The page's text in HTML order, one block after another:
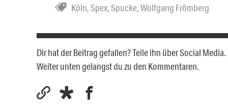
Köln,Spex,Spucke,Wolfgang Frömberg
Dir hat der Beitrag gefallen? Teile ihn über Social
Weiter unten gelangst du zu den Kommentaren.